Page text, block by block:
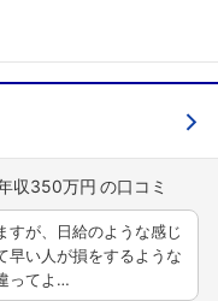
ませんか？
収350万円
すが、日給のような感じ
早い人が損をするような
ってよ…